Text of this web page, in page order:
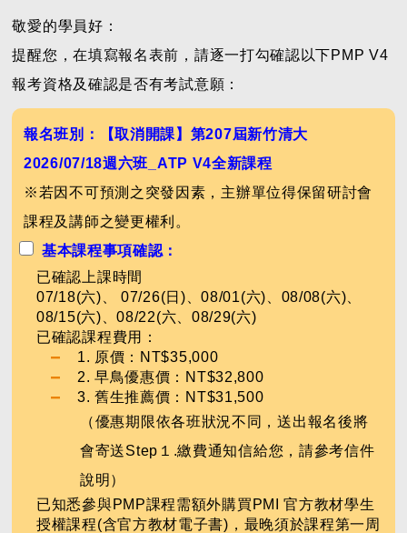
敬愛的學員好：
提醒您，在填寫報名表前，請逐一打勾確認以下PMP V4
報考資格及確認是否有考試意願：
報名班別：【取消開課】第207屆新竹清大
2026/07/18週六班_ATP V4全新課程
※若因不可預測之突發因素，主辦單位得保留研討會
課程及講師之變更權利。
基本課程事項確認：
已確認上課時間
07/18(六)、 07/26(日)、08/01(六)、08/08(六)、
08/15(六)、08/22(六、08/29(六)
已確認課程費用：
1. 原價：NT$35,000
2. 早鳥優惠價：NT$32,800
3. 舊生推薦價：NT$31,500
（優惠期限依各班狀況不同，送出報名後將
會寄送Step１.繳費通知信給您，請參考信件
說明）
已知悉參與PMP課程需額外購買PMI 官方教材學生
授權課程(含官方教材電子書)，最晚須於課程第一周